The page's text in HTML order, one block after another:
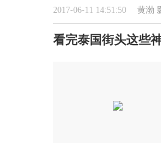
2017-06-11 14:51:50 黄渤
看完泰国街头这些